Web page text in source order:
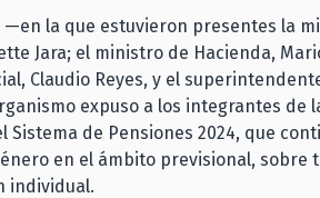
—en la que estuvieron presentes la
Jara; el ministro de Hacienda,
Claudio Reyes, y el
expuso a los integrantes de
Sistema de Pensiones 2024, que
en el ámbito previsional, sobre
individual.